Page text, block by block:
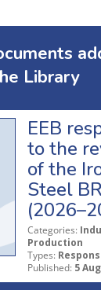
Library
EEB
to the
of the
Steel
Categories:
Production
Types:
Published: 5